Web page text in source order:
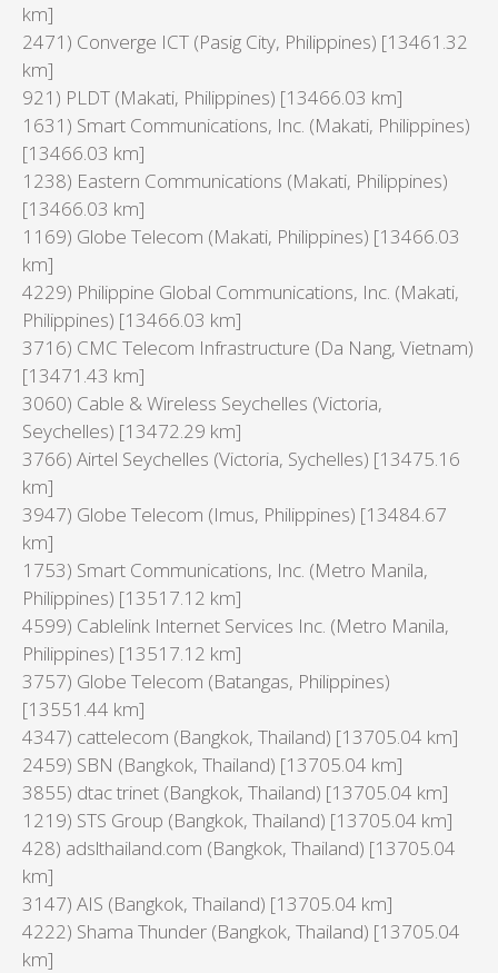
km]
2471) Converge ICT (Pasig City, Philippines) [13461.32
km]
921) PLDT (Makati, Philippines) [13466.03 km]
1631) Smart Communications, Inc. (Makati, Philippines)
[13466.03 km]
1238) Eastern Communications (Makati, Philippines)
[13466.03 km]
1169) Globe Telecom (Makati, Philippines) [13466.03
km]
4229) Philippine Global Communications, Inc. (Makati,
Philippines) [13466.03 km]
3716) CMC Telecom Infrastructure (Da Nang, Vietnam)
[13471.43 km]
3060) Cable & Wireless Seychelles (Victoria,
Seychelles) [13472.29 km]
3766) Airtel Seychelles (Victoria, Sychelles) [13475.16
km]
3947) Globe Telecom (Imus, Philippines) [13484.67
km]
1753) Smart Communications, Inc. (Metro Manila,
Philippines) [13517.12 km]
4599) Cablelink Internet Services Inc. (Metro Manila,
Philippines) [13517.12 km]
3757) Globe Telecom (Batangas, Philippines)
[13551.44 km]
4347) cattelecom (Bangkok, Thailand) [13705.04 km]
2459) SBN (Bangkok, Thailand) [13705.04 km]
3855) dtac trinet (Bangkok, Thailand) [13705.04 km]
1219) STS Group (Bangkok, Thailand) [13705.04 km]
428) adslthailand.com (Bangkok, Thailand) [13705.04
km]
3147) AIS (Bangkok, Thailand) [13705.04 km]
4222) Shama Thunder (Bangkok, Thailand) [13705.04
km]